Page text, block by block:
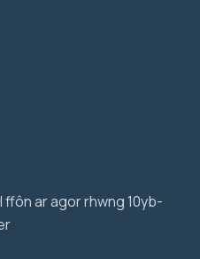
ffôn ar agor rhwng 10yb-